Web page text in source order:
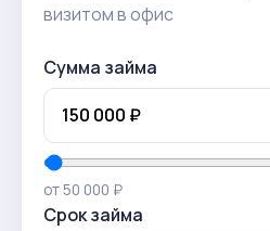
визитом в офис
Сумма займа
от 50 000 ₽
Срок займа